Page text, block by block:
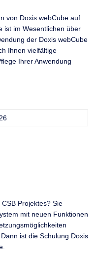
von Doxis webCube auf
ist im Wesentlichen über
der Doxis webCube
Ihnen vielfältige
Ihrer Anwendung
Projektes? Sie
mit neuen Funktionen
ist die Schulung Doxis